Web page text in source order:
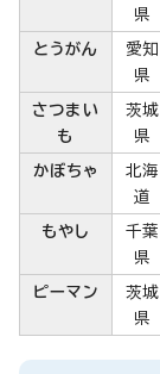
県
とうがん
愛知
県
さつまい
も
茨城
県
かぼちゃ
北海
道
もやし
千葉
県
ピーマン
茨城
県